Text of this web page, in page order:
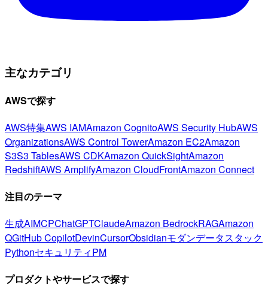
主なカテゴリ
AWSで探す
AWS特集AWS IAMAmazon CognitoAWS Security HubAWS
OrganizationsAWS Control TowerAmazon EC2Amazon
S3S3 TablesAWS CDKAmazon QuickSightAmazon
RedshiftAWS AmplifyAmazon CloudFrontAmazon Connect
注目のテーマ
生成AIMCPChatGPTClaudeAmazon BedrockRAGAmazon
QGitHub CopilotDevinCursorObsidianモダンデータスタック
PythonセキュリティPM
プロダクトやサービスで探す